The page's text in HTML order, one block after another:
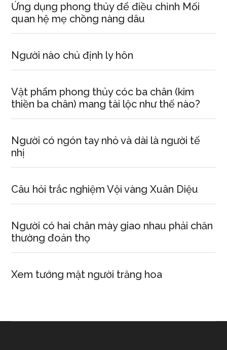
Ứng dụng phong thủy để điều chỉnh Mối
quan hệ mẹ chồng nàng dâu
Người nào chủ định ly hôn
Vật phẩm phong thủy cóc ba chân (kim
thiền ba chân) mang tài lộc như thế nào?
Người có ngón tay nhỏ và dài là người tế
nhị
Câu hỏi trắc nghiệm Vội vàng Xuân Diệu
Người có hai chân mày giao nhau phải chăn
thường đoản thọ
Xem tướng mặt người trăng hoa